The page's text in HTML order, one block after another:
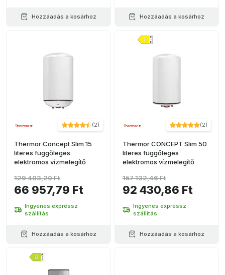
Hozzáadás a kosárhoz Hozzáadás a kosárhoz
(2)
Thermor Concept Slim 15
literes függőleges
elektromos vízmelegítő
66 957,79 Ft
129 403,20 Ft
Ingyenes expressz
szállítás
Hozzáadás a kosárhoz
(2)
Thermor CONCEPT Slim 50
literes függőleges
elektromos vízmelegítő
92 430,86 Ft
157 132,46 Ft
Ingyenes expressz
szállítás
Hozzáadás a kosárhoz